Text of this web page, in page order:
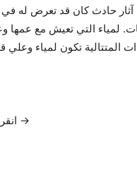
حادث كان قد تعرض له في
لمياء التي تعيش مع عمها
المتتالية تكون لمياء وعلي
انقر لمشاهدة جميع الحلقات →